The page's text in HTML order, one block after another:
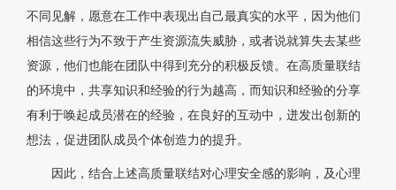
不同见解，愿意在工作中表现出自己最真实的水平，因为他们
相信这些行为不致于产生资源流失威胁，或者说就算失去某些
资源，他们也能在团队中得到充分的积极反馈。在高质量联结
的环境中，共享知识和经验的行为越高，而知识和经验的分享
有利于唤起成员潜在的经验，在良好的互动中，迸发出创新的
想法，促进团队成员个体创造力的提升。
因此，结合上述高质量联结对心理安全感的影响，及心理